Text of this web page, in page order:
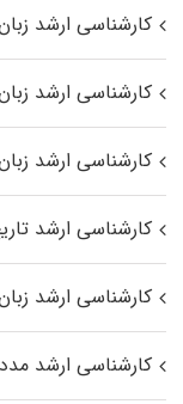
کارشناسی ارشد
کارشناسی ارشد
کارشناسی ارشد
کارشناسی ارشد
کارشناسی ارشد
کارشناسی ارشد